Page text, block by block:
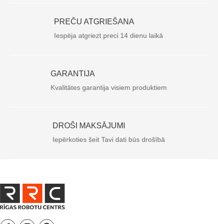
PREČU ATGRIEŠANA
Iespēja atgriezt preci 14 dienu laikā
GARANTIJA
Kvalitātes garantija visiem produktiem
DROŠI MAKSĀJUMI
Iepērkoties šeit Tavi dati būs drošībā